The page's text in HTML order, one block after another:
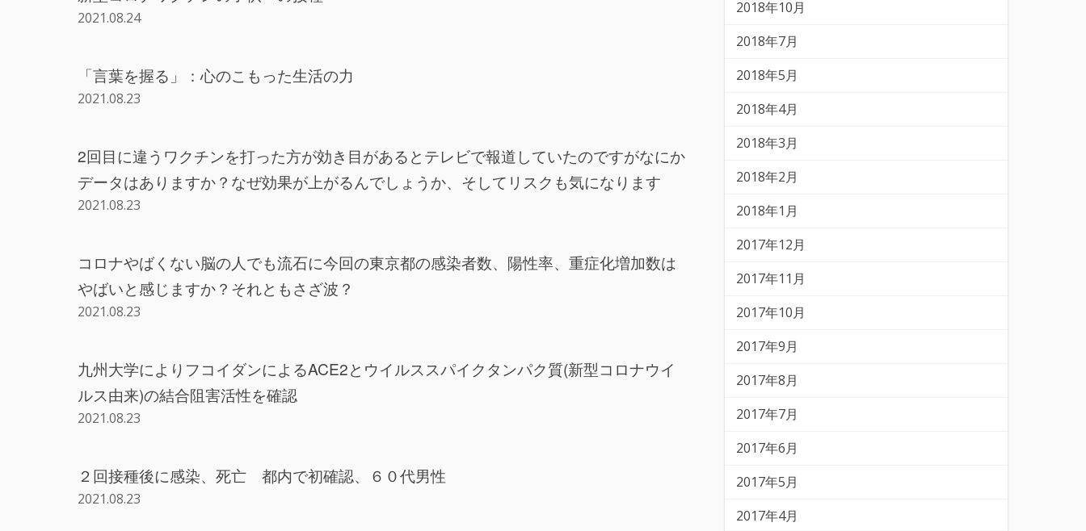
2021.08.24
「言葉を握る」：心のこもった生活の力
2021.08.23
2回目に違うワクチンを打った方が効き目があるとテレビで報道していたのですがなにか
データはありますか？なぜ効果が上がるんでしょうか、そしてリスクも気になります
2021.08.23
コロナやばくない脳の人でも流石に今回の東京都の感染者数、陽性率、重症化増加数は
やばいと感じますか？それともさざ波？
2021.08.23
九州大学によりフコイダンによるACE2とウイルススパイクタンパク質(新型コロナウイ
ルス由来)の結合阻害活性を確認
2021.08.23
２回接種後に感染、死亡 都内で初確認、６０代男性
2021.08.23
2018年10月
2018年7月
2018年5月
2018年4月
2018年3月
2018年2月
2018年1月
2017年12月
2017年11月
2017年10月
2017年9月
2017年8月
2017年7月
2017年6月
2017年5月
2017年4月